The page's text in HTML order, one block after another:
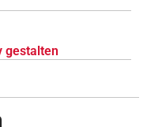
gestalten